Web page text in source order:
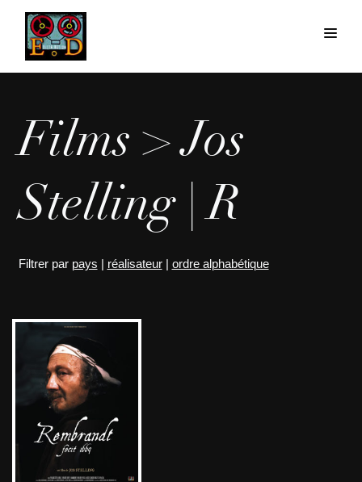
Films > Jos
Stelling | R
Filtrer par pays | réalisateur| ordre alphabétique